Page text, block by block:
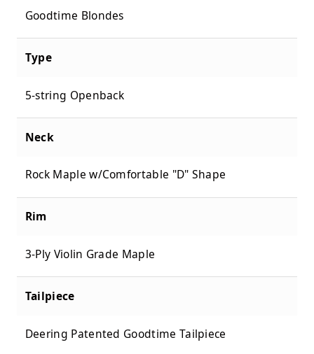
Goodtime Blondes
Type
5-string Openback
Neck
Rock Maple w/Comfortable "D" Shape
Rim
3-Ply Violin Grade Maple
Tailpiece
Deering Patented Goodtime Tailpiece